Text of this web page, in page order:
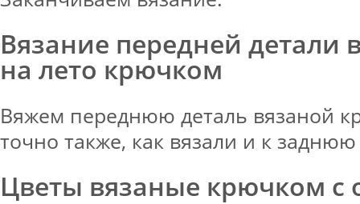
Вязание передней детали
на лето крючком
Вяжем переднюю деталь вязаной
точно также, как вязали и к заднюю
Цветы вязаные крючком с